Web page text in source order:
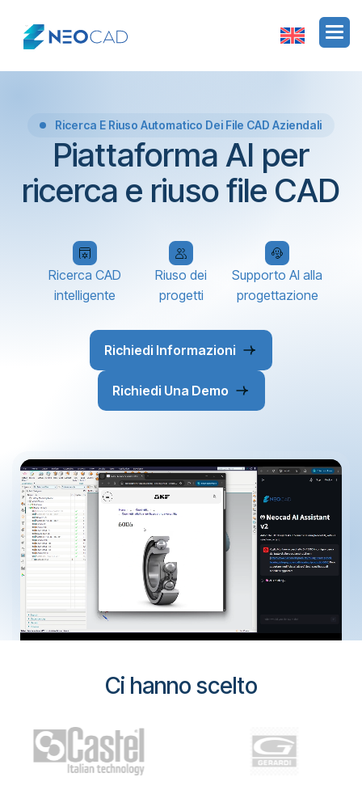
Ricerca E Riuso Automatico Dei File CAD Aziendali
Piattaforma AI per
ricerca e riuso file CAD
Ricerca CAD
intelligente
Riuso dei
progetti
Supporto AI alla
progettazione
Richiedi Informazioni
Richiedi Una Demo
Ci hanno scelto